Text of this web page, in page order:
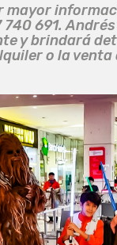
mayor
691.
y brindará
o la venta